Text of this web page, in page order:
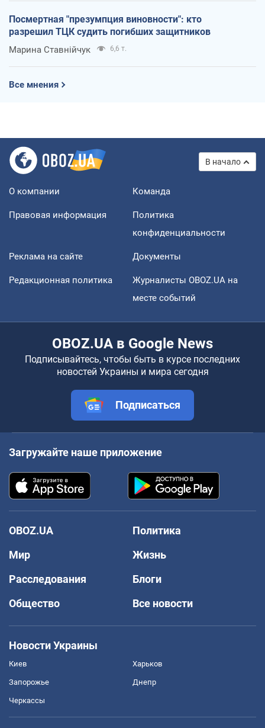
Посмертная "презумпция виновности": кто
разрешил ТЦК судить погибших защитников
Марина Ставнійчук 6,6 т.
Все мнения
В начало
О компании Команда
Правовая информация
Политика
конфиденциальности
Реклама на сайте Документы
Редакционная политика
Журналисты OBOZ.UA на
месте событий
OBOZ.UA в Google News
Подписывайтесь, чтобы быть в курсе последних
новостей Украины и мира сегодня
Подписаться
Загружайте наше приложение
OBOZ.UA
Политика
Мир
Жизнь
Расследования
Блоги
Общество
Все новости
Новости Украины
Киев Харьков
Запорожье Днепр
Черкассы